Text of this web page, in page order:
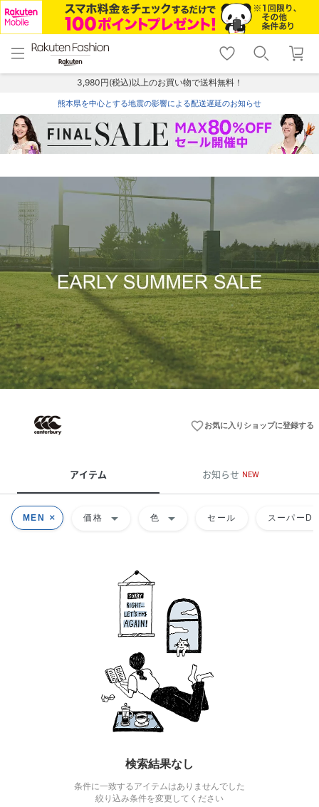
menu home
トップ
shopping_cart lock_outline
ログイン
3,980円(税込)以上のお買い物で送料無料！
熊本県を中心とする地震の影響による配送遅延のお知らせ
favorite_borderお気に入りショップに登録する
アイテム お知らせ NEW
MEN 価格 arrow_drop_down 色 arrow_drop_down セール スーパー
検索結果なし
条件に一致するアイテムはありませんでした
絞り込み条件を変更してください